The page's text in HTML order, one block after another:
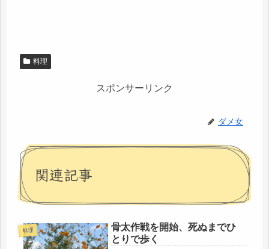
料理
スポンサーリンク
ダメ女
関連記事
料理
骨太作戦を開始、死ぬまでひ
とりで歩く